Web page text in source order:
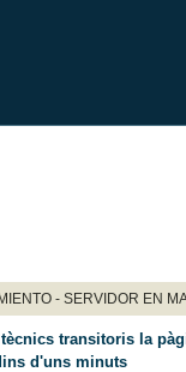
- SERVIDOR EN
transitoris la
d'uns minuts